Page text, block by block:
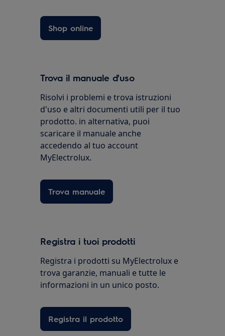
Shop online
Trova il manuale d'uso
Risolvi i problemi e trova istruzioni
d'uso e altri documenti utili per il tuo
prodotto. in alternativa, puoi
scaricare il manuale anche
accedendo al tuo account
MyElectrolux.
Trova manuale
Registra i tuoi prodotti
Registra i prodotti su MyElectrolux e
trova garanzie, manuali e tutte le
informazioni in un unico posto.
Registra il prodotto